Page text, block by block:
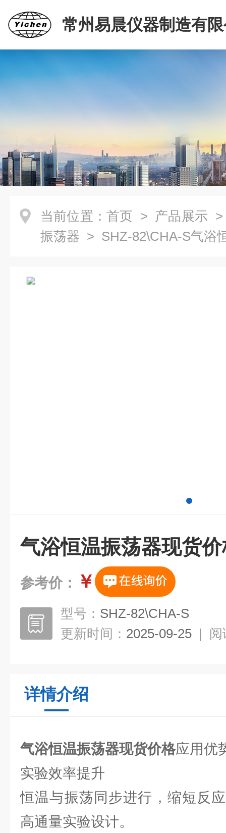
常州易晨仪器制造有
当前位置： 首页 > 产品展示
振荡器 > SHZ-82\CHA-S气浴
气浴恒温振荡器现货
参考价： ￥
型号： SHZ-82\CHA-S
更新时间： 2025-09-25 | 阅
详情介绍
气浴恒温振荡器现货价格应用优
实验效率提升
恒温与振荡同步进行，缩短反
高通量实验设计。